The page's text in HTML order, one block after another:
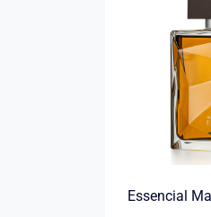
Essencial